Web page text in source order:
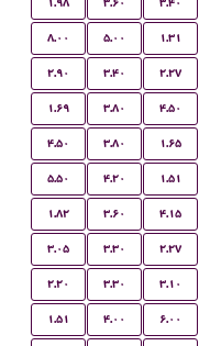
۸.۰۰ ۵.۰۰ ۱.۳۱
۲.۹۰ ۳.۴۰ ۲.۲۷
۱.۶۹ ۳.۸۰ ۴.۵۰
۴.۵۰ ۳.۸۰ ۱.۶۵
۵.۵۰ ۴.۲۰ ۱.۵۱
۱.۸۲ ۳.۶۰ ۴.۱۵
۳.۰۵ ۳.۳۰ ۲.۲۷
۲.۲۰ ۳.۳۰ ۳.۱۰
۱.۵۱ ۴.۰۰ ۶.۰۰